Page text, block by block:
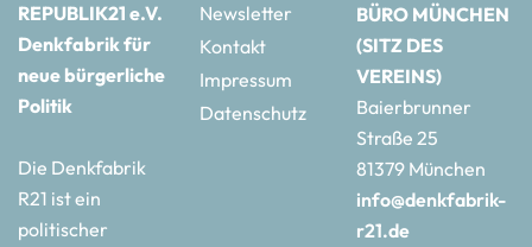
REPUBLIK21 e.V.
Denkfabrik für
neue bürgerliche
Politik
Die Denkfabrik
R21 ist ein
politischer
Newsletter
Kontakt
Impressum
Datenschutz
BÜRO MÜNCHEN
(SITZ DES
VEREINS)
Baierbrunner
Straße 25
81379 München
info@denkfabrik-
r21.de